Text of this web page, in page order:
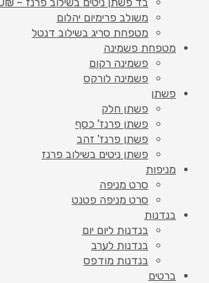
משולב פרימיום יהלום
מטפחת סריג בשילוב דנטל
מטפחת פשמינה
פשמינה רקום
פשמינה לורקס
פשתן
פשתן חלק
פשתן פרנז' כסף
פשתן פרנז' זהב
פשתן ניטים בשילוב פרנז
מניפות
סרט מניפה
סרט מניפה פטנט
בנדנות
בנדנות ליום יום
בנדנות לערב
בנדנות מודפס
ברטים